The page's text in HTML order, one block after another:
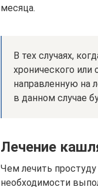
месяца.
В тех случаях,
хронического или
направленную на
в данном случае
Лечение
Чем лечить
необходимости